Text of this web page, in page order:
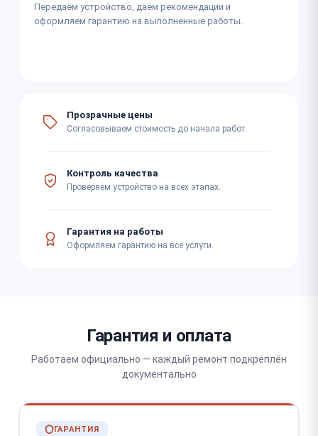
Передаём устройство, даём рекомендации и
оформляем гарантию на выполненные работы.
Прозрачные цены
Согласовываем стоимость до начала работ.
Контроль качества
Проверяем устройство на всех этапах.
Гарантия на работы
Оформляем гарантию на все услуги.
Гарантия и оплата
Работаем официально — каждый ремонт подкреплён
документально
ГАРАНТИЯ